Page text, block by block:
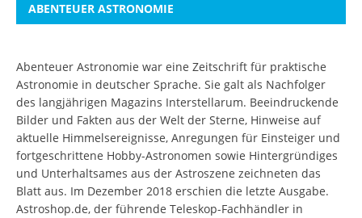
ABENTEUER ASTRONOMIE
Abenteuer Astronomie war eine Zeitschrift für praktische
Astronomie in deutscher Sprache. Sie galt als Nachfolger
des langjährigen Magazins Interstellarum. Beeindruckende
Bilder und Fakten aus der Welt der Sterne, Hinweise auf
aktuelle Himmelsereignisse, Anregungen für Einsteiger und
fortgeschrittene Hobby-Astronomen sowie Hintergründiges
und Unterhaltsames aus der Astroszene zeichneten das
Blatt aus. Im Dezember 2018 erschien die letzte Ausgabe.
Astroshop.de, der führende Teleskop-Fachhändler in